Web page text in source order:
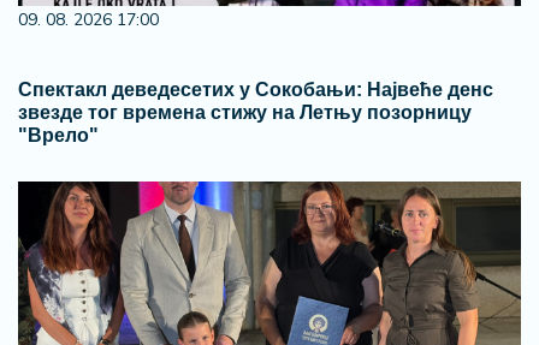
09. 08. 2026 17:00
Спектакл деведесетих у Сокобањи: Највеће денс
звезде тог времена стижу на Летњу позорницу
"Врело"